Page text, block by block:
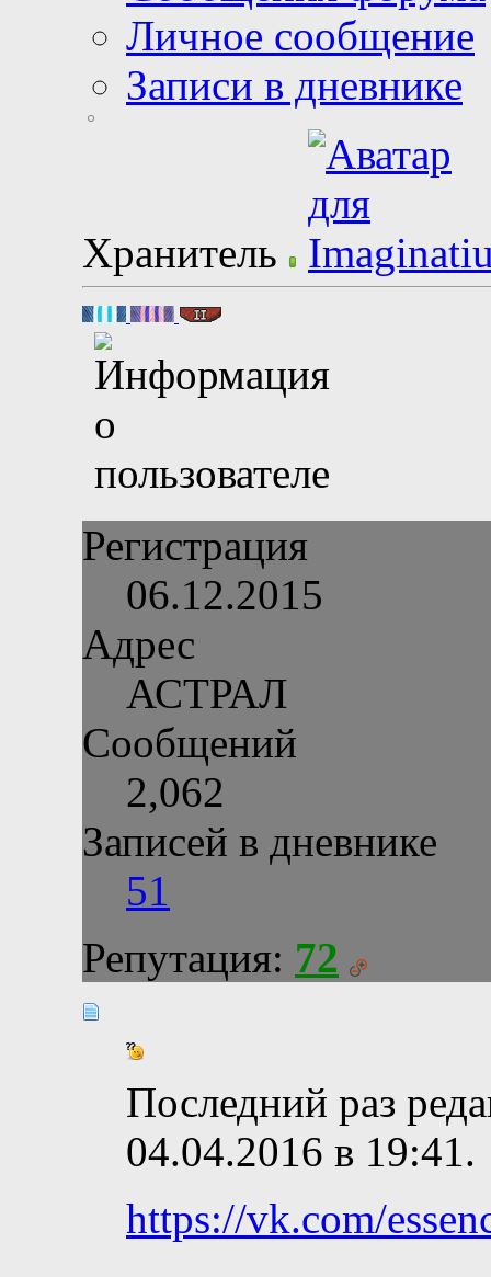
Личное сообщение
Записи в дневнике
Хранитель
Регистрация
06.12.2015
Адрес
АСТРАЛ
Сообщений
2,062
Записей в дневнике
51
Репутация: 72
Последний раз
04.04.2016 в 19:41.
https://vk.com/